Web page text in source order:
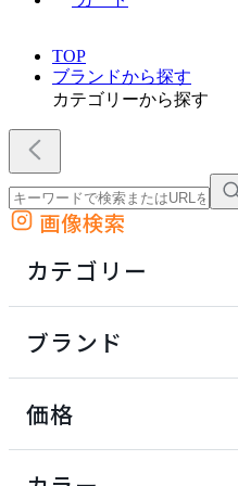
TOP
ブランドから探す
カテゴリーから探す
外部サイトの商品をカートに追加
他のサイトで見つけた商品ページのURLを貼り
画像検索
カテゴリー
ブランド
価格